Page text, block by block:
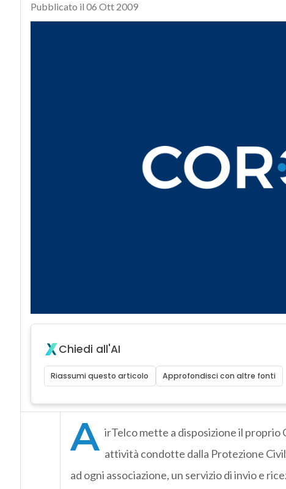
Pubblicato il 06 Ott 2009
Chiedi all'AI
Riassumi questo articolo Approfondisci con altre fonti
A irTelco mette a disposizione il proprio
attività condotte dalla Protezione
ad ogni associazione, un servizio di invio e